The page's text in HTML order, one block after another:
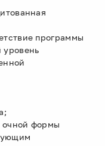
программы
уровень
очной формы